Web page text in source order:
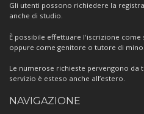
Gli utenti possono richiedere la
anche di studio.
È possibile effettuare l'iscrizione
oppure come genitore o tutore di
Le numerose richieste pervengono
servizio è esteso anche all’estero.
NAVIGAZIONE